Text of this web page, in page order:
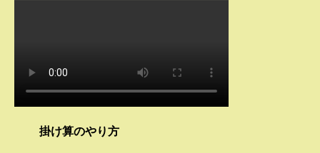
掛け算のやり方